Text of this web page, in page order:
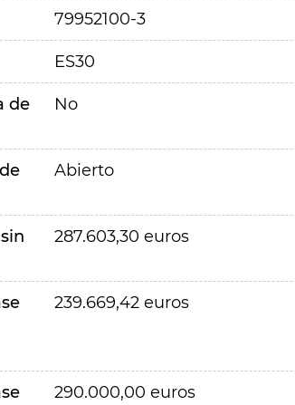
79952100-3
ES30
de
No
Abierto
287.603,30 euros
239.669,42 euros
290.000,00 euros